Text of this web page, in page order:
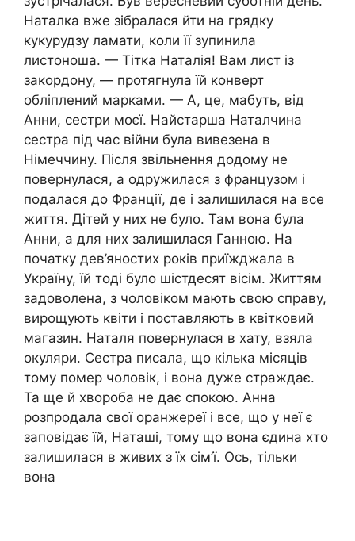
Наталка вже зібралася йти на грядку
кукурудзу ламати, коли її зупинила
листоноша. — Тітка Наталія! Вам лист із
закордону, — протягнула їй конверт
обліплений марками. — А, це, мабуть, від
Анни, сестри моєї. Найстарша Наталчина
сестра під час війни була вивезена в
Німеччину. Після звільнення додому не
повернулася, а одружилася з французом і
подалася до Франції, де і залишилася на все
життя. Дітей у них не було. Там вона була
Анни, а для них залишилася Ганною. На
початку дев’яностих років приїжджала в
Україну, їй тоді було шістдесят вісім. Життям
задоволена, з чоловіком мають свою справу,
вирощують квіти і поставляють в квітковий
магазин. Наталя повернулася в хату, взяла
окуляри. Сестра писала, що кілька місяців
тому помер чоловік, і вона дуже страждає.
Та ще й хвороба не дає спокою. Анна
розпродала свої оранжереї і все, що у неї є
заповідає їй, Наташі, тому що вона єдина хто
залишилася в живих з їх сім’ї. Ось, тільки
вона